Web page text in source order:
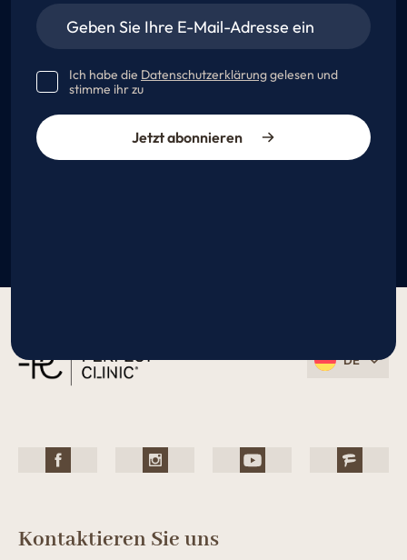
Ich habe die Datenschutzerklärunggelesen und
stimme ihr zu
Jetzt abonnieren
DE
Kontaktieren Sie uns